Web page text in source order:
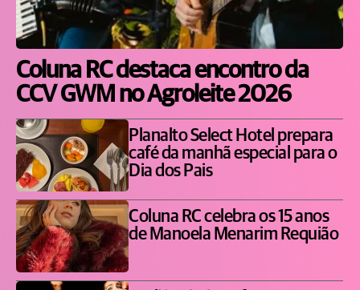
Coluna RC destaca encontro da
CCV GWM no Agroleite 2026
Planalto Select Hotel prepara
café da manhã especial para o
Dia dos Pais
Coluna RC celebra os 15 anos
de Manoela Menarim Requião